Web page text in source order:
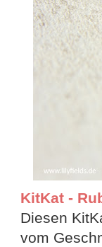
KitKat -
Diesen
vom